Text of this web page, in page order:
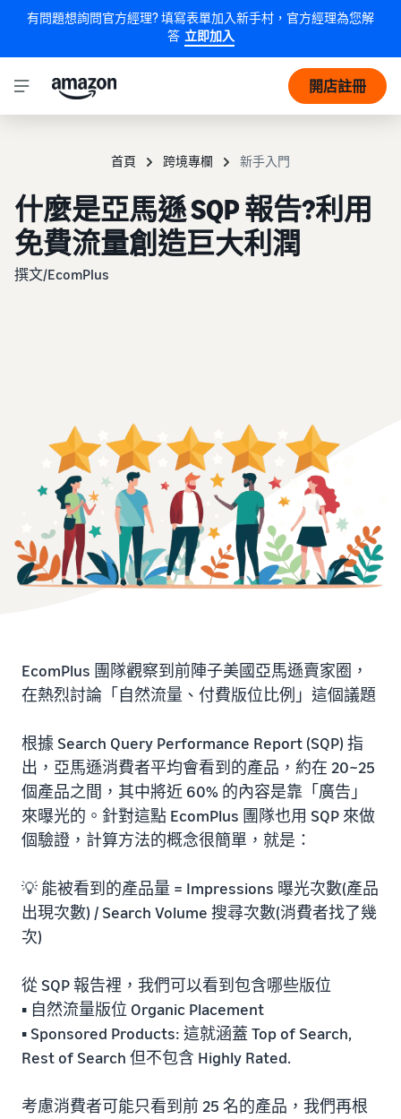
有問題想詢問官方經理? 填寫表單加入新手村，官方經理為您解
答 立即加入
開店註冊
首頁 跨境專欄 新手入門
什麼是亞馬遜 SQP 報告?利用
免費流量創造巨大利潤
撰文/EcomPlus
EcomPlus 團隊觀察到前陣子美國亞馬遜賣家圈，
在熱烈討論「自然流量、付費版位比例」這個議題
根據 Search Query Performance Report (SQP) 指
出，亞馬遜消費者平均會看到的產品，約在 20~25
個產品之間，其中將近 60% 的內容是靠「廣告」
來曝光的。針對這點 EcomPlus 團隊也用 SQP 來做
個驗證，計算方法的概念很簡單，就是：
💡 能被看到的產品量 = Impressions 曝光次數(產品
出現次數) / Search Volume 搜尋次數(消費者找了幾
次)
從 SQP 報告裡，我們可以看到包含哪些版位
▪️ 自然流量版位 Organic Placement
▪️ Sponsored Products: 這就涵蓋 Top of Search,
Rest of Search 但不包含 Highly Rated.
考慮消費者可能只看到前 25 名的產品，我們再根